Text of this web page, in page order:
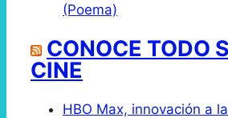
(Poema)
CONOCE TODO
CINE
HBO Max, innovación a